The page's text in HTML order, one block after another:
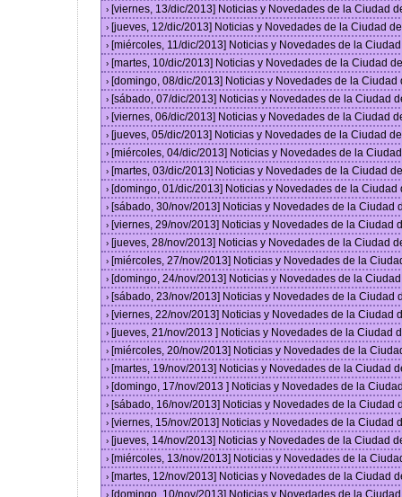
› [viernes, 13/dic/2013] Noticias y Novedades de la Ciudad
› [jueves, 12/dic/2013] Noticias y Novedades de la Ciudad
› [miércoles, 11/dic/2013] Noticias y Novedades de la
› [martes, 10/dic/2013] Noticias y Novedades de la Ciudad
› [domingo, 08/dic/2013] Noticias y Novedades de la
› [sábado, 07/dic/2013] Noticias y Novedades de la Ciudad
› [viernes, 06/dic/2013] Noticias y Novedades de la Ciudad
› [jueves, 05/dic/2013] Noticias y Novedades de la Ciudad
› [miércoles, 04/dic/2013] Noticias y Novedades de la
› [martes, 03/dic/2013] Noticias y Novedades de la Ciudad
› [domingo, 01/dic/2013] Noticias y Novedades de la
› [sábado, 30/nov/2013] Noticias y Novedades de la Ciudad
› [viernes, 29/nov/2013] Noticias y Novedades de la Ciudad
› [jueves, 28/nov/2013] Noticias y Novedades de la Ciudad
› [miércoles, 27/nov/2013] Noticias y Novedades de la
› [domingo, 24/nov/2013] Noticias y Novedades de la
› [sábado, 23/nov/2013] Noticias y Novedades de la Ciudad
› [viernes, 22/nov/2013] Noticias y Novedades de la Ciudad
› [jueves, 21/nov/2013 ] Noticias y Novedades de la Ciudad
› [miércoles, 20/nov/2013] Noticias y Novedades de la
› [martes, 19/nov/2013] Noticias y Novedades de la Ciudad
› [domingo, 17/nov/2013 ] Noticias y Novedades de la
› [sábado, 16/nov/2013] Noticias y Novedades de la Ciudad
› [viernes, 15/nov/2013] Noticias y Novedades de la Ciudad
› [jueves, 14/nov/2013] Noticias y Novedades de la Ciudad
› [miércoles, 13/nov/2013] Noticias y Novedades de la
› [martes, 12/nov/2013] Noticias y Novedades de la Ciudad
› [domingo, 10/nov/2013] Noticias y Novedades de la